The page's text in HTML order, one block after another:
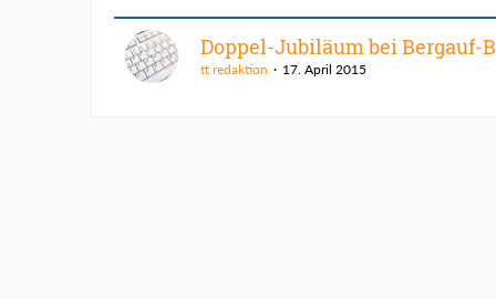
Doppel-Jubiläum bei Bergauf-
tt redaktion 17. April 2015